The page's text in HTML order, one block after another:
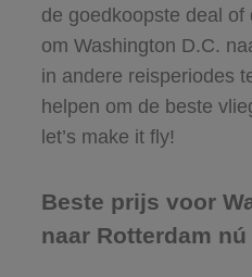
de goedkoopste deal
om Washington D.C.
in andere reisperiodes
helpen om de beste
let’s make it fly!
Beste prijs voor
naar Rotterdam